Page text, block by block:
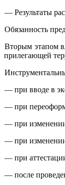
— Результаты
Обязанность
Вторым этапом
прилегающей
— при вводе в
— при
— при
— при изменении
— при
— после